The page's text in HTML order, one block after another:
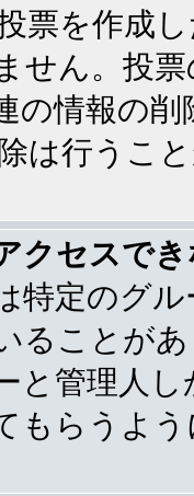
票を作成
せん。投
の情報の
は行うこ
クセスで
特定のグ
ることが
と管理人
もらうよ